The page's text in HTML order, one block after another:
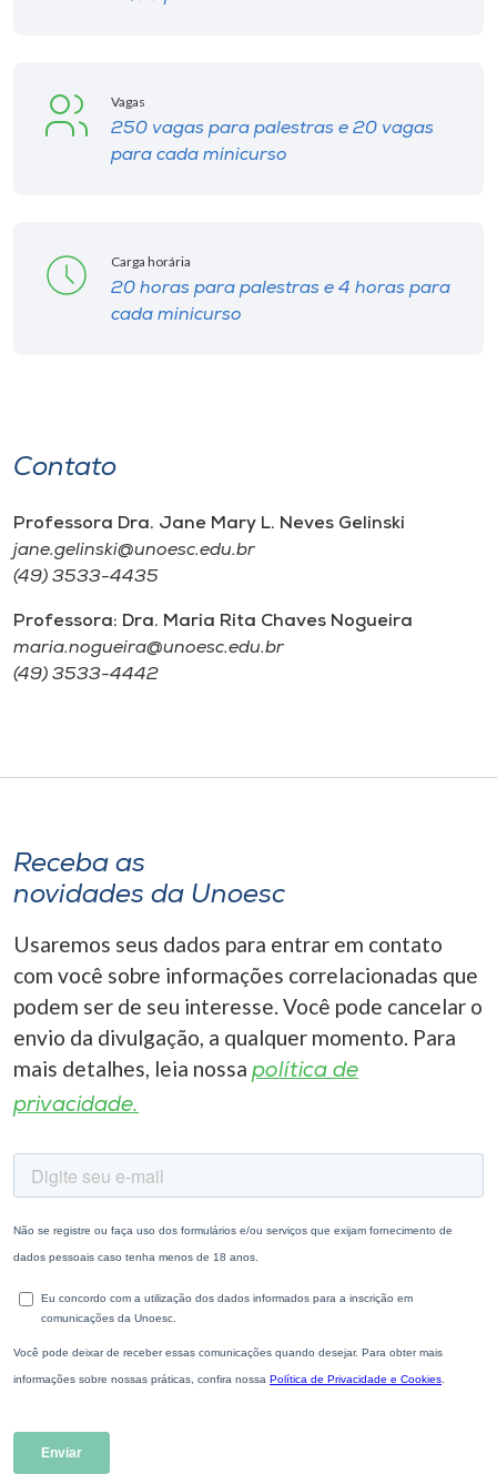
Vagas
250 vagas para palestras e 20 vagas
para cada minicurso
Carga horária
20 horas para palestras e 4 horas para
cada minicurso
Contato
Professora Dra. Jane Mary L. Neves Gelinski
jane.gelinski@unoesc.edu.br
(49) 3533-4435
Professora: Dra. Maria Rita Chaves Nogueira
maria.nogueira@unoesc.edu.br
(49) 3533-4442
Receba as
novidades da Unoesc
Usaremos seus dados para entrar em contato
com você sobre informações correlacionadas que
podem ser de seu interesse. Você pode cancelar o
envio da divulgação, a qualquer momento. Para
mais detalhes, leia nossa política de
privacidade.